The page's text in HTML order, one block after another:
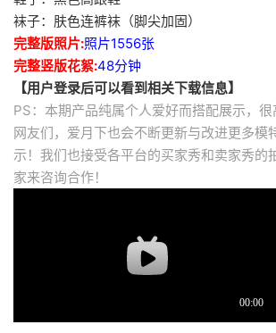
袜子：肤色连裤袜（脚尖加固）
完整版照片:照片1556张
完整竖版花絮:48分钟
【用户登录后可以看到相关下载信息】
PS：本期产品纯属个人爱好而搭配展示，
网友们，爱月下也会不断更新与改进更多模
示！我们也接受各平台的买家秀和卖家秀的
家来咨询合作！